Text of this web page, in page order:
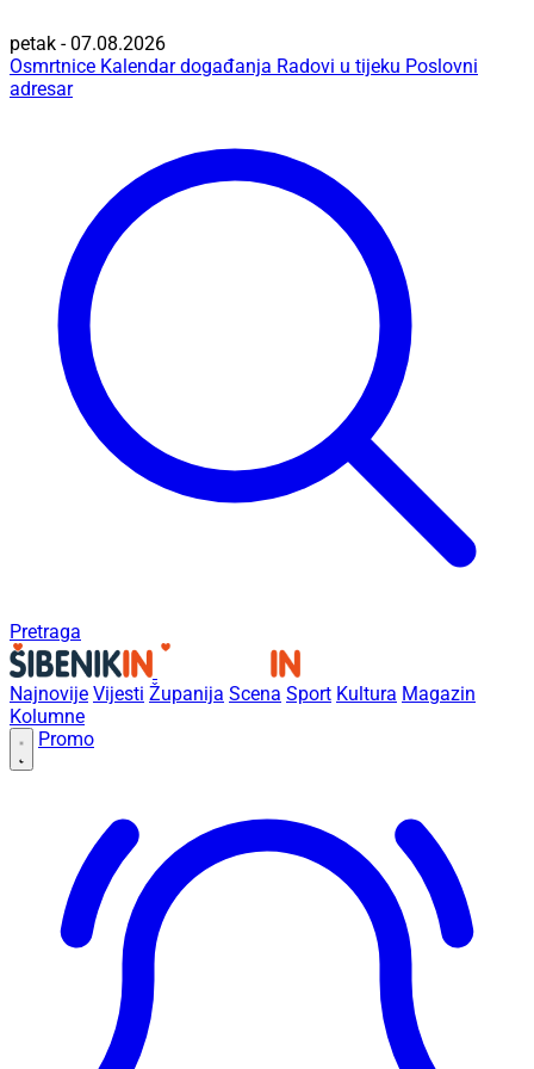
petak - 07.08.2026
Osmrtnice Kalendar događanja Radovi u tijeku Poslovni
adresar
Pretraga
Najnovije Vijesti Županija Scena Sport Kultura Magazin
Kolumne
Promo